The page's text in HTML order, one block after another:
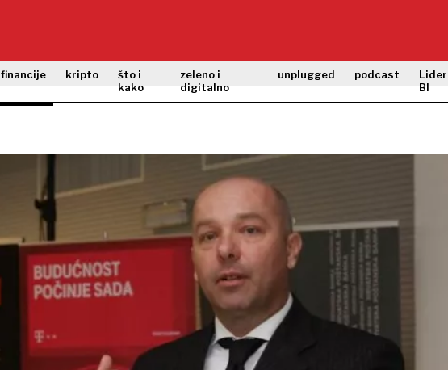
financije kripto
što i
kako
zeleno i
digitalno
unplugged podcast
Lider
BI